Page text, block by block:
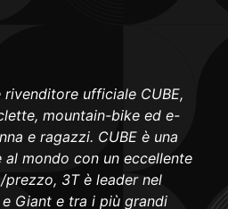
rivenditore ufficiale CUBE,
mountain-bike ed e-
e ragazzi. CUBE è una
mondo con un eccellente
3T è leader nel
Giant e tra i più grandi